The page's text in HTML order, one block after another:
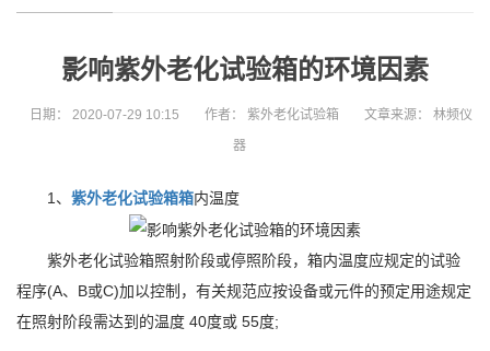
影响紫外老化试验箱的环境因素
日期： 2020-07-29 10:15 作者： 紫外老化试验箱 文章来源： 林频仪
器
1、 紫外老化试验箱箱内温度
紫外老化试验箱照射阶段或停照阶段，箱内温度应规定的试验
程序(A、B或C)加以控制，有关规范应按设备或元件的预定用途规定
在照射阶段需达到的温度 40度或 55度;